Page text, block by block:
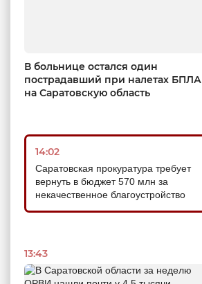
В больнице остался один
пострадавший при налетах БПЛА
на Саратовскую область
14:02
Саратовская прокуратура требует
вернуть в бюджет 570 млн за
некачественное благоустройство
13:43